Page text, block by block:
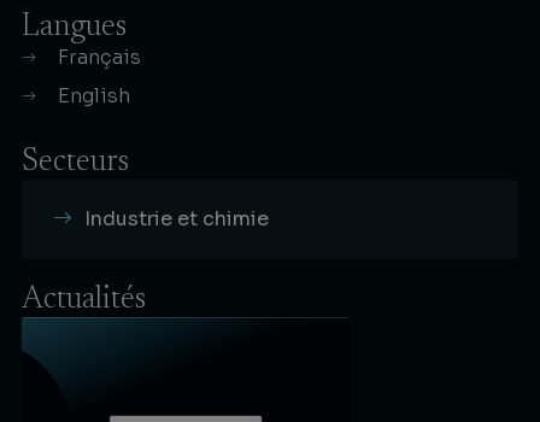
Langues
Français
English
Secteurs
Industrie et chimie
Actualités